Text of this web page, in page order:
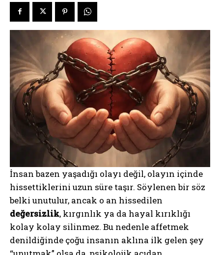
İnsan bazen yaşadığı olayı değil, olayın içinde
hissettiklerini uzun süre taşır. Söylenen bir söz
belki unutulur, ancak o an hissedilen
değersizlik, kırgınlık ya da hayal kırıklığı
kolay kolay silinmez. Bu nedenle affetmek
denildiğinde çoğu insanın aklına ilk gelen şey